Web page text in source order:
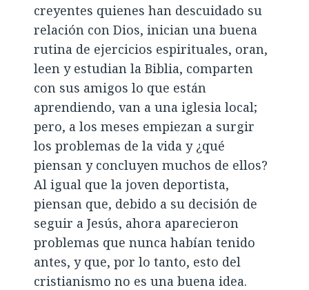
creyentes quienes han descuidado su
relación con Dios, inician una buena
rutina de ejercicios espirituales, oran,
leen y estudian la Biblia, comparten
con sus amigos lo que están
aprendiendo, van a una iglesia local;
pero, a los meses empiezan a surgir
los problemas de la vida y ¿qué
piensan y concluyen muchos de ellos?
Al igual que la joven deportista,
piensan que, debido a su decisión de
seguir a Jesús, ahora aparecieron
problemas que nunca habían tenido
antes, y que, por lo tanto, esto del
cristianismo no es una buena idea.